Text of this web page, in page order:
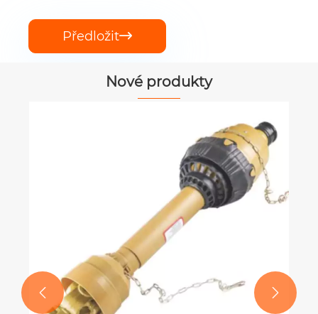
Předložit
Nové produkty
 